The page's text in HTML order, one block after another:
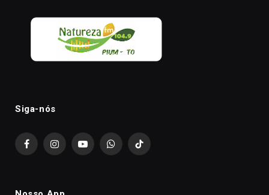
Siga-nós
FacebookInstagramYouTubeWhatsAppTikTok